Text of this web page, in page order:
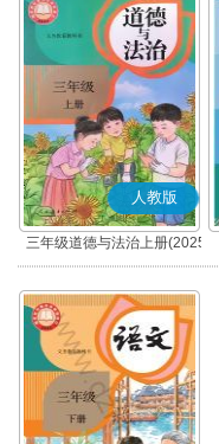
人教版
三年级道德与法治上册(2025
秋版)(部编版)